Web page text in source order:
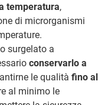
temperatura,
di microrganismi
surgelato a
conservarlo a
le qualità fino al
al minimo le